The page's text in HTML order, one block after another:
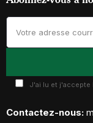
J'ai lu et j'accepte
Contactez-nous: